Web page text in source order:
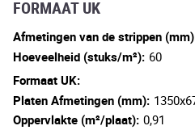
FORMAAT UK
Afmetingen van de strippen
Hoeveelheid (stuks/m²): 60
Formaat UK:
Platen Afmetingen (mm):
Oppervlakte (m²/plaat): 0,91